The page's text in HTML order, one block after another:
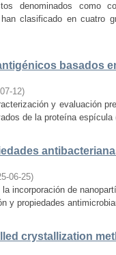
denominados como
clasificado en cuatro
basados
12)
y evaluación
de la proteína
06-25)
incorporación de
y propiedades
crystallization